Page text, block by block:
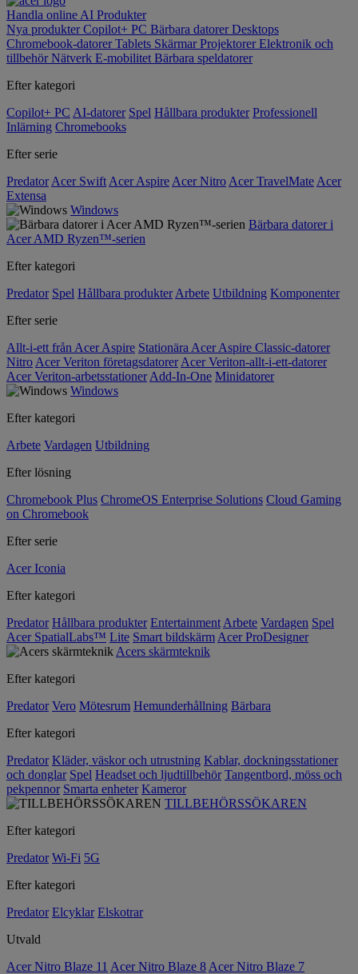
Handla online AI Produkter
Nya produkterCopilot+ PC Bärbara datorerDesktops
Chromebook-datorerTablets SkärmarProjektorerElektronik och
tillbehörNätverk E-mobilitet Bärbara speldatorer
Efter kategori
Copilot+ PC AI-datorer Spel Hållbara produkter Professionell
Inlärning Chromebooks
Efter serie
Predator Acer Swift Acer Aspire Acer Nitro Acer TravelMate Acer
Extensa
Windows
Bärbara datorer i
Acer AMD Ryzen™-serien
Efter kategori
Predator Spel Hållbara produkter Arbete Utbildning Komponenter
Efter serie
Allt-i-ett från Acer Aspire Stationära Acer Aspire Classic-datorer
Nitro Acer Veriton företagsdatorer Acer Veriton-allt-i-ett-datorer
Acer Veriton-arbetsstationer Add-In-One Minidatorer
Windows
Efter kategori
Arbete Vardagen Utbildning
Efter lösning
Chromebook Plus ChromeOS Enterprise Solutions Cloud Gaming
on Chromebook
Efter serie
Acer Iconia
Efter kategori
Predator Hållbara produkter Entertainment Arbete Vardagen Spel
Acer SpatialLabs™ Lite Smart bildskärm Acer ProDesigner
Acers skärmteknik
Efter kategori
Predator Vero Mötesrum Hemunderhållning Bärbara
Efter kategori
Predator Kläder, väskor och utrustning Kablar, dockningsstationer
och donglar Spel Headset och ljudtillbehör Tangentbord, möss och
pekpennor Smarta enheter Kameror
TILLBEHÖRSSÖKAREN
Efter kategori
Predator Wi-Fi 5G
Efter kategori
Predator Elcyklar Elskotrar
Utvald
Acer Nitro Blaze 11 Acer Nitro Blaze 8 Acer Nitro Blaze 7